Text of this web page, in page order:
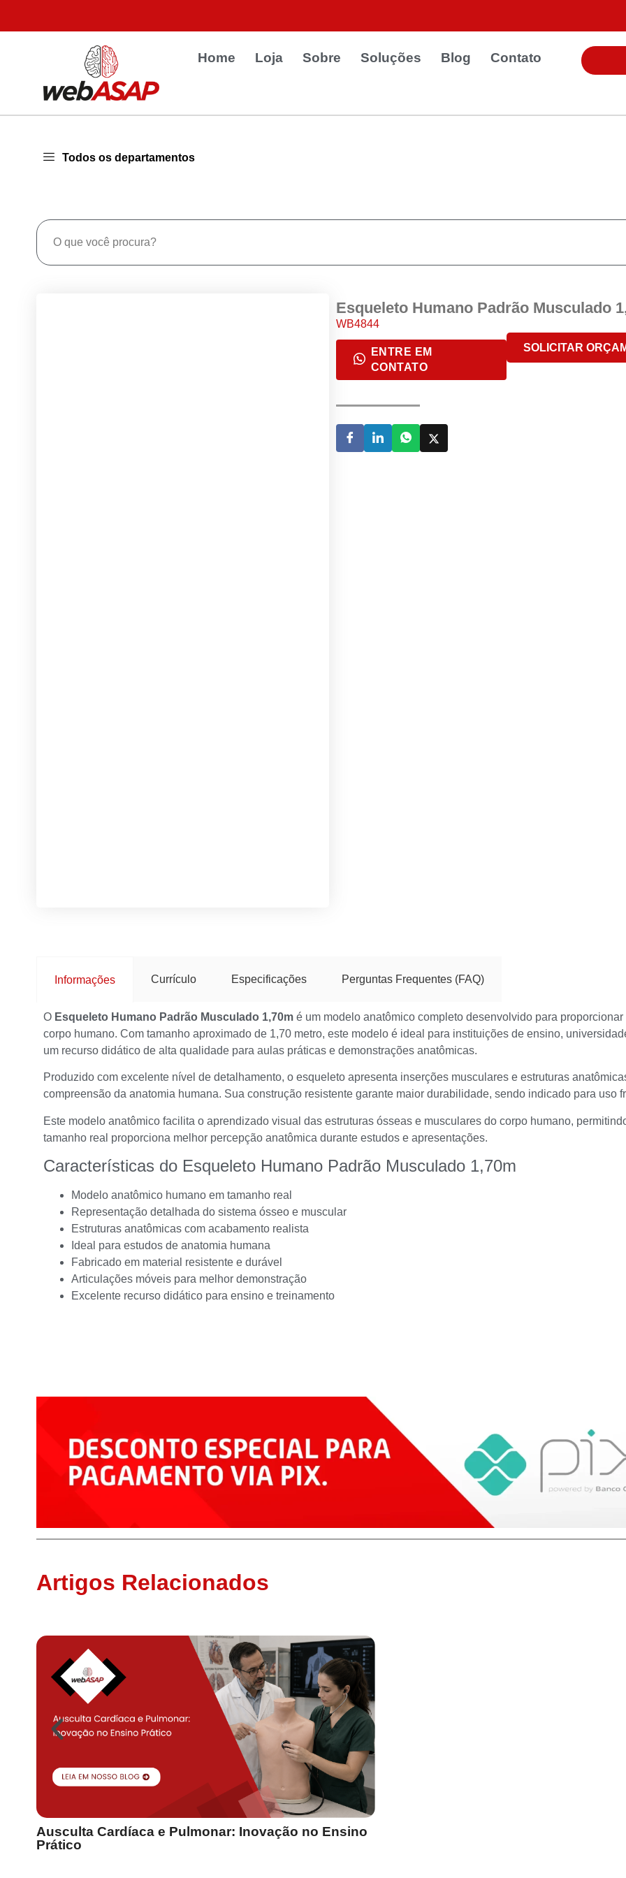
Home Loja Sobre Soluções Blog Contato
Todos os departamentos
Esqueleto Humano Padrão Musculado
WB4844
ENTRE EM
CONTATO
SOLICITAR
Informações Currículo Especificações Perguntas Frequentes (FAQ)
O Esqueleto Humano Padrão Musculado 1,70m é um modelo anatômico completo desenvolvido para
corpo humano. Com tamanho aproximado de 1,70 metro, este modelo é ideal para instituições de ensino,
um recurso didático de alta qualidade para aulas práticas e demonstrações anatômicas.
Produzido com excelente nível de detalhamento, o esqueleto apresenta inserções musculares e estruturas
compreensão da anatomia humana. Sua construção resistente garante maior durabilidade, sendo indicado para uso
Este modelo anatômico facilita o aprendizado visual das estruturas ósseas e musculares do corpo humano,
tamanho real proporciona melhor percepção anatômica durante estudos e apresentações.
Características do Esqueleto Humano Padrão Musculado 1,70m
Modelo anatômico humano em tamanho real
Representação detalhada do sistema ósseo e muscular
Estruturas anatômicas com acabamento realista
Ideal para estudos de anatomia humana
Fabricado em material resistente e durável
Articulações móveis para melhor demonstração
Excelente recurso didático para ensino e treinamento
Artigos Relacionados
Ausculta Cardíaca e Pulmonar: Inovação no Ensino
Prático